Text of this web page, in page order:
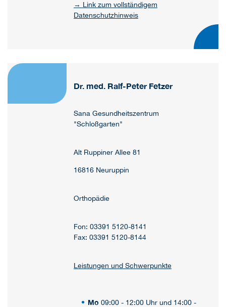
→ Link zum vollständigem
Datenschutzhinweis
Dr. med. Ralf-Peter Fetzer
Sana Gesundheitszentrum
"Schloßgarten"
Alt Ruppiner Allee 81
16816 Neuruppin
Orthopädie
Fon: 03391 5120-8141
Fax: 03391 5120-8144
Leistungen und Schwerpunkte
Mo 09:00 - 12:00 Uhr und 14:00 -